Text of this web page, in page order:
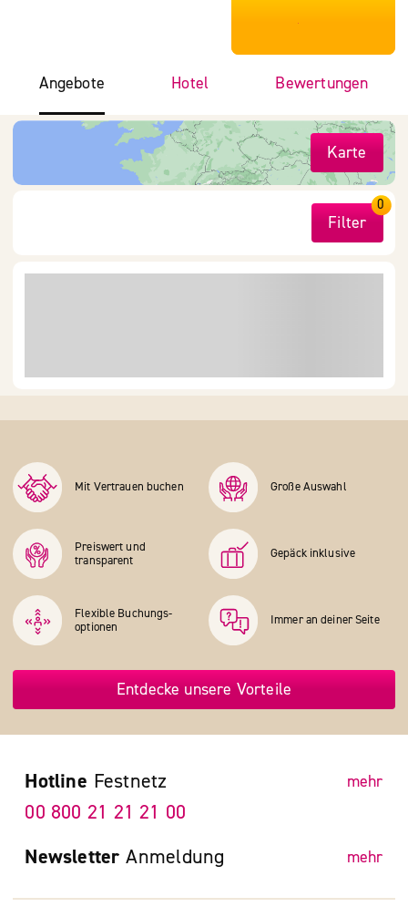
***************
Angebote Hotel Bewertungen
Karte
Filter
0
Mit Vertrauen buchen Große Auswahl
Preiswert und
transparent
Gepäck inklusive
Flexible Buchungs­
optionen
Immer an deiner Seite
Entdecke unsere Vorteile
Hotline Festnetz mehr
00 800 21 21 21 00
Newsletter Anmeldung mehr